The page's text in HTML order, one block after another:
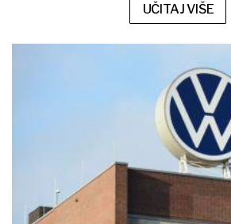
UČITAJ VIŠE